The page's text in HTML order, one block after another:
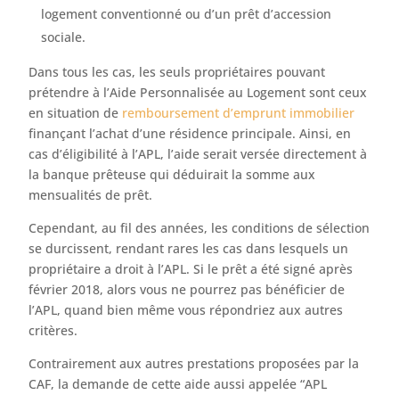
logement conventionné ou d’un prêt d’accession
sociale.
Dans tous les cas, les seuls propriétaires pouvant
prétendre à l’Aide Personnalisée au Logement sont ceux
en situation de remboursement d’emprunt immobilier
finançant l’achat d’une résidence principale. Ainsi, en
cas d’éligibilité à l’APL, l’aide serait versée directement à
la banque prêteuse qui déduirait la somme aux
mensualités de prêt.
Cependant, au fil des années, les conditions de sélection
se durcissent, rendant rares les cas dans lesquels un
propriétaire a droit à l’APL. Si le prêt a été signé après
février 2018, alors vous ne pourrez pas bénéficier de
l’APL, quand bien même vous répondriez aux autres
critères.
Contrairement aux autres prestations proposées par la
CAF, la demande de cette aide aussi appelée “APL